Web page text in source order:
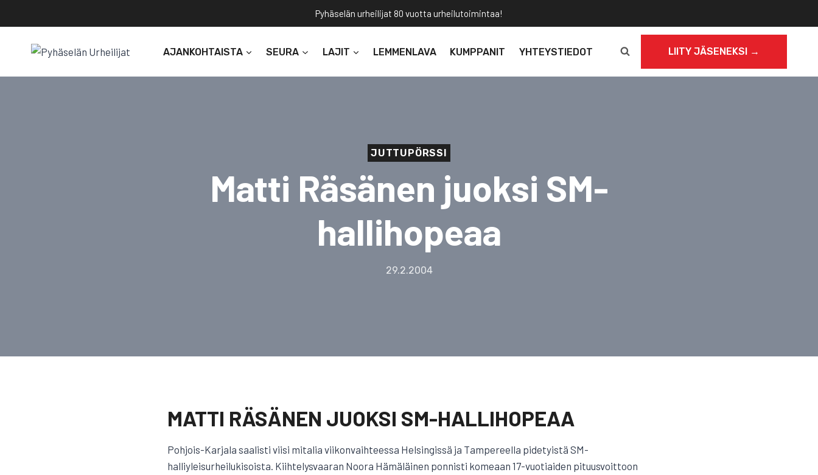
sisältöön
Pyhäselän urheilijat 80 vuotta urheilutoimintaa!
AJANKOHTAISTA SEURA LAJIT LEMMENLAVA KUMPPANIT YHTEYSTIEDOT LIITY JÄSENEKSI →
JUTTUPÖRSSI
Matti Räsänen juoksi SM-
hallihopeaa
29.2.2004
MATTI RÄSÄNEN JUOKSI SM-HALLIHOPEAA
Pohjois-Karjala saalisti viisi mitalia viikonvaihteessa Helsingissä ja Tampereella pidetyistä SM-
halliyleisurheilukisoista. Kiihtelysvaaran Noora Hämäläinen ponnisti komeaan 17-vuotiaiden pituusvoittoon